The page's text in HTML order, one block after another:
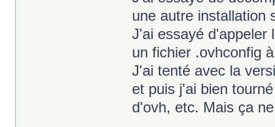
une autre installation
J'ai essayé d'appeler
un fichier .ovhconfig
J'ai tenté avec la
et puis j'ai bien
d'ovh, etc. Mais ça